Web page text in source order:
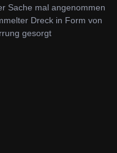
Sache mal angenommen
Dreck in Form von
gesorgt